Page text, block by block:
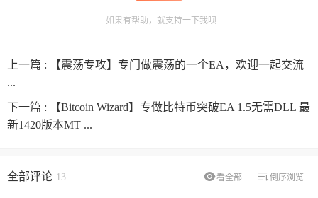
如果有帮助，就支持一下我呗
上一篇 :
【震荡专攻】专门做震荡的一个EA，欢迎一起交流
...
下一篇 :
【Bitcoin Wizard】专做比特币突破EA 1.5无需DLL 最
新1420版本MT ...
看全部 倒序浏览
全部评论 13